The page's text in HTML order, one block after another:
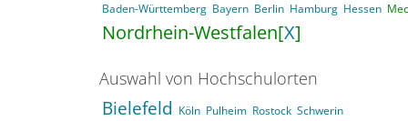
Baden-Württemberg Bayern Berlin Hamburg Hessen
Nordrhein-Westfalen[X]
Auswahl von Hochschulorten
Bielefeld Köln Pulheim Rostock Schwerin